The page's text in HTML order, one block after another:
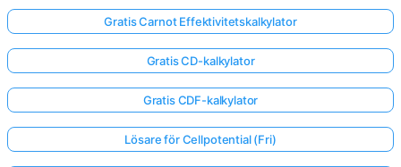
Gratis Carnot Effektivitetskalkylator
Gratis CD-kalkylator
Gratis CDF-kalkylator
Lösare för Cellpotential (Fri)